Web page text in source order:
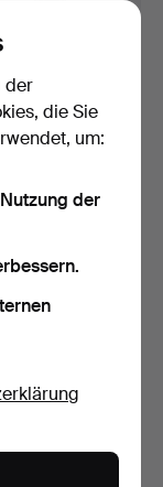
2 orientalischen
der
die Sie
um:
der